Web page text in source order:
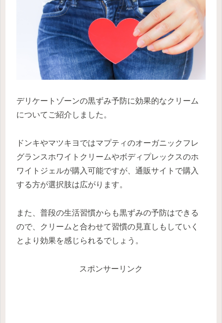
デリケートゾーンの黒ずみ予防に効果的なクリーム
についてご紹介しました。
ドンキやマツキヨではマプティのオーガニックフレ
グランスホワイトクリームやボディプレックスのホ
ワイトジェルが購入可能ですが、通販サイトで購入
する方が選択肢は広がります。
また、普段の生活習慣からも黒ずみの予防はできる
ので、クリームと合わせて習慣の見直しもしていく
とより効果を感じられるでしょう。
スポンサーリンク